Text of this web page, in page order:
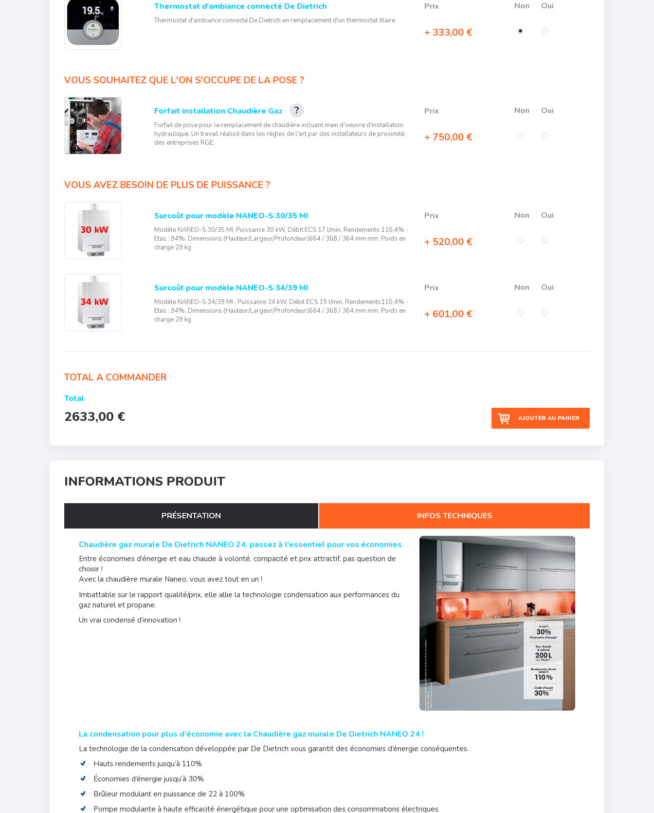
Thermostat d'ambiance connecté De Dietrich
Thermostat d'ambiance connecté De Dietrich en remplacement d'un thermostat filaire
Prix
333,00 €
Non Oui
VOUS SOUHAITEZ QUE L'ON S'OCCUPE DE LA POSE ?
Forfait installation Chaudière Gaz
Forfait de pose pour le remplacement de chaudière incluant main d'oeuvre d'installation
hydraulique. Un travail réalisé dans les règles de l'art par des installateurs de proximité,
des entreprises RGE.
Prix
750,00 €
Non Oui
VOUS AVEZ BESOIN DE PLUS DE PUISSANCE ?
Surcoût pour modèle NANEO-S 30/35 MI
Modèle NANEO-S 30/35 MI, Puissance 30 kW, Débit ECS 17 l/min, Rendements 110,4% -
Etas : 94%, Dimensions (Hauteur/Largeur/Profondeur)664 / 368 / 364 mm mm, Poids en
charge 29 kg
Prix
520,00 €
Non Oui
Surcoût pour modèle NANEO-S 34/39 MI
Modèle NANEO-S 34/39 MI , Puissance 34 kW, Débit ECS 19 l/min, Rendements110,4% -
Etas : 94%, Dimensions (Hauteur/Largeur/Profondeur)664 / 368 / 364 mm mm, Poids en
charge 29 kg
Prix
601,00 €
Non Oui
TOTAL A COMMANDER
Total
2633,00 € AJOUTER AU PANIER
INFORMATIONS PRODUIT
PRÉSENTATION INFOS TECHNIQUES
Chaudière gaz murale De Dietrich NANEO 24, passez à l'essentiel pour vos économies
Entre économies d’énergie et eau chaude à volonté, compacité et prix attractif, pas question de
choisir !
Avec la chaudière murale Naneo, vous avez tout en un !
Imbattable sur le rapport qualité/prix, elle allie la technologie condensation aux performances du
gaz naturel et propane.
Un vrai condensé d’innovation !
La condensation pour plus d'économie avec la Chaudière gaz murale De Dietrich NANEO 24 !
La technologie de la condensation développée par De Dietrich vous garantit des économies d’énergie conséquentes.
Hauts rendements jusqu’à 110%
Économies d’énergie jusqu’à 30%
Brûleur modulant en puissance de 22 à 100%
Pompe modulante à haute efficacité énergétique pour une optimisation des consommations électriques